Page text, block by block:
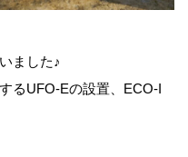
ました♪
るUFO-Eの設置、ECO-I